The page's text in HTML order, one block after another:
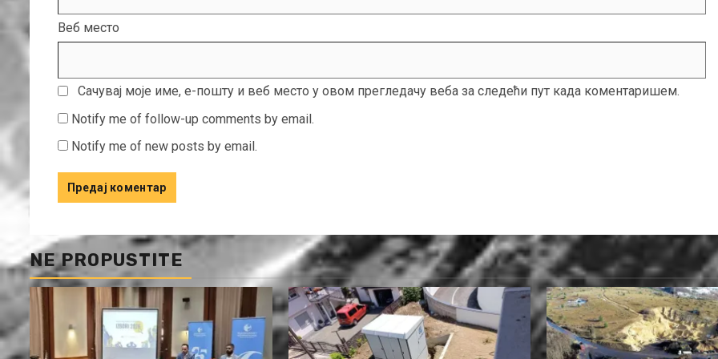
Веб место
Сачувај моје име, е-пошту и веб место у овом прегледачу веба за следећи пут када коментаришем.
Notify me of follow-up comments by email.
Notify me of new posts by email.
NE PROPUSTITE